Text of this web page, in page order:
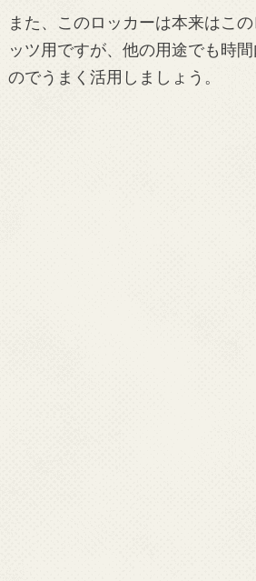
また、このロッカーは本来はこ
ッツ用ですが、他の用途でも時
のでうまく活用しましょう。